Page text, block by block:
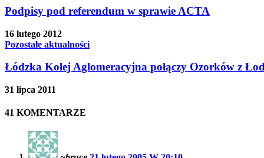
Podpisy pod referendum w sprawie ACTA
16 lutego 2012
Pozostałe aktualności
Łódzka Kolej Aglomeracyjna połączy Ozorków z
31 lipca 2011
41 KOMENTARZE